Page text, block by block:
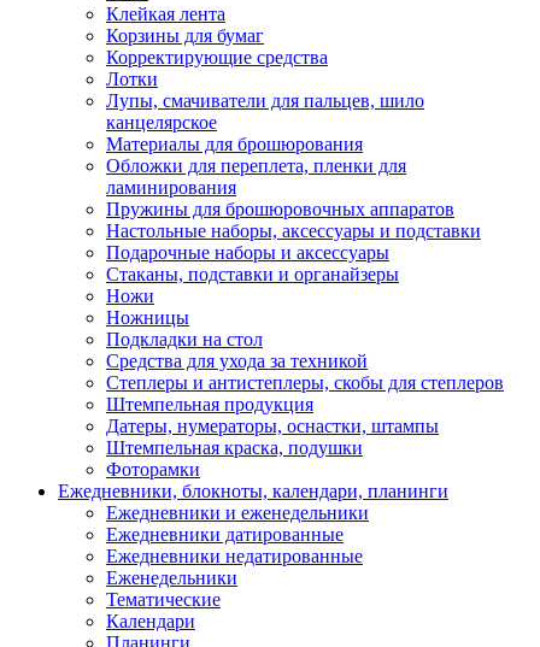
Клейкая лента
Корзины для бумаг
Корректирующие средства
Лотки
Лупы, смачиватели для пальцев, шило
канцелярское
Материалы для брошюрования
Обложки для переплета, пленки для
ламинирования
Пружины для брошюровочных аппаратов
Настольные наборы, аксессуары и подставки
Подарочные наборы и аксессуары
Стаканы, подставки и органайзеры
Ножи
Ножницы
Подкладки на стол
Средства для ухода за техникой
Степлеры и антистеплеры, скобы для степлеров
Штемпельная продукция
Датеры, нумераторы, оснастки, штампы
Штемпельная краска, подушки
Фоторамки
Ежедневники, блокноты, календари, планинги
Ежедневники и еженедельники
Ежедневники датированные
Ежедневники недатированные
Еженедельники
Тематические
Календари
Планинги